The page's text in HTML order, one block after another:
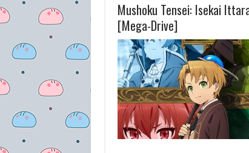
Mushoku Tensei: Isekai
[Mega-Drive]